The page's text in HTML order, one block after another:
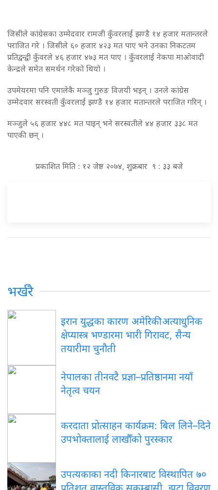
जिसीले कांग्रेसका उम्मेदवार रामजी कुँवरलाई झण्डै १४ हजार मतान्तरले
पराजित गरे । जिसीले ६० हजार ४२३ मत पाए भने उनका निकटतम
प्रतिद्वन्द्वी कुँवरले ४६ हजार ४७३ मत पाए । कुँवरलाई नेकपा माओवादी
केन्द्रले समेत समर्थन गरेको थियो ।
उपमेयरमा पनि एमालेकै मञ्जु गुरुङ विजयी भइन् । उनले कांग्रेस
उम्मेदवार सरस्वती कुँवरलाई झण्डै १४ हजार मतान्तरले पराजित गरिन् ।
मञ्जुले ५६ हजार ४४८ मत पाइन् भने सरस्वतीले ४४ हजार ३३८ मत
पाएकी छन् ।
प्रकाशित मिति : १२ जेष्ठ २०७४, शुक्रबार ९ : ३३ बजे
भर्खरै
इरान युद्धका कारण अमेरिकी अत्याधुनिक
क्षेप्यास्त्र भण्डारमा भारी गिरावट, सैन्य
तयारीमा चुनौती
नेपालका तीनवटै प्रज्ञा–प्रतिष्ठानमा नयाँ
नेतृत्व चयन
करदाता प्रोत्साहन कार्यक्रम: बिल लिने–दिने
उपभोक्तालाई लाखौँको पुरस्कार
उपत्यकाका नदी किनारबाट विस्थापित ७०